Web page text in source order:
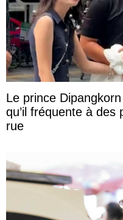
Le prince
qu’il fréquente à
rue